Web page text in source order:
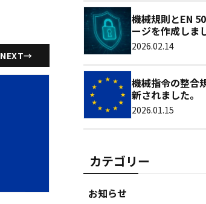
NEXT→
機械規則とEN
ージを作成しま
2026.02.14
機械指令の整合
新されました。
2026.01.15
カテゴリー
お知らせ